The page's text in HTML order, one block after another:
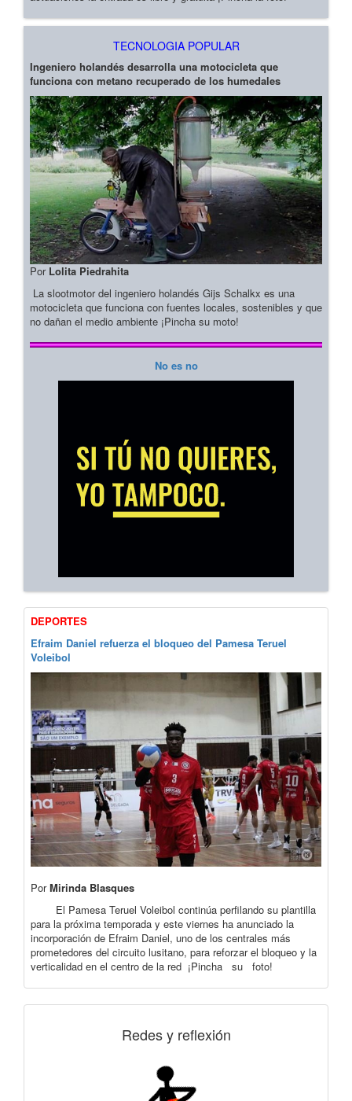
TECNOLOGIA POPULAR
Ingeniero holandés desarrolla una motocicleta que
funciona con metano recuperado de los humedales
Por Lolita Piedrahita
La slootmotor del ingeniero holandés Gijs Schalkx es una
motocicleta que funciona con fuentes locales, sostenibles y que
no dañan el medio ambiente ¡Pincha su moto!
No es no
DEPORTES
Efraim Daniel refuerza el bloqueo del Pamesa Teruel
Voleibol
PorMirinda Blasques
El Pamesa Teruel Voleibol continúa perfilando su plantilla
para la próxima temporada y este viernes ha anunciado la
incorporación de Efraim Daniel, uno de los centrales más
prometedores del circuito lusitano, para reforzar el bloqueo y la
verticalidad en el centro de la red ¡Pincha su foto!
Redes y reflexión